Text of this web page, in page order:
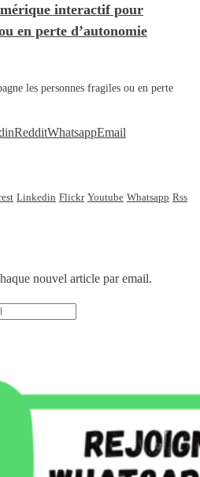
interactif pour
en perte d’autonomie
les personnes fragiles ou en perte
RedditWhatsappEmail
Linkedin Flickr Youtube Whatsapp Rss
nouvel article par email.